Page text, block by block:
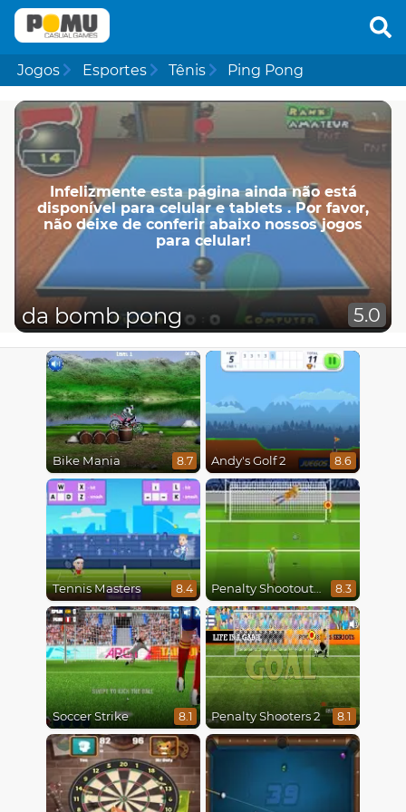
Jogos Esportes Tênis Ping Pong
Infelizmente esta página ainda não está
disponível para celular e tablets . Por favor,
não deixe de conferir abaixo nossos jogos
para celular!
da bomb pong 5.0
Bike Mania 8.7 Andy's Golf 2 8.6
Tennis Masters 8.4 Penalty Shootout Multi League 8.3
Soccer Strike 8.1 Penalty Shooters 2 8.1